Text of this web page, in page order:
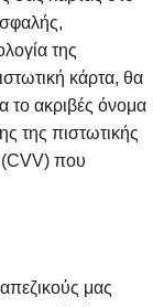
της
κάρτα, θα
το ακριβές όνομα
της πιστωτικής
(CVV) που
μας